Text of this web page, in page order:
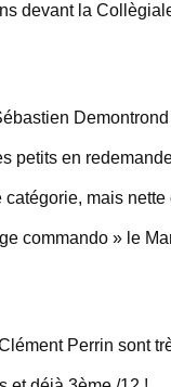
devant la
petits en
catégorie, mais
commando » le
Perrin sont